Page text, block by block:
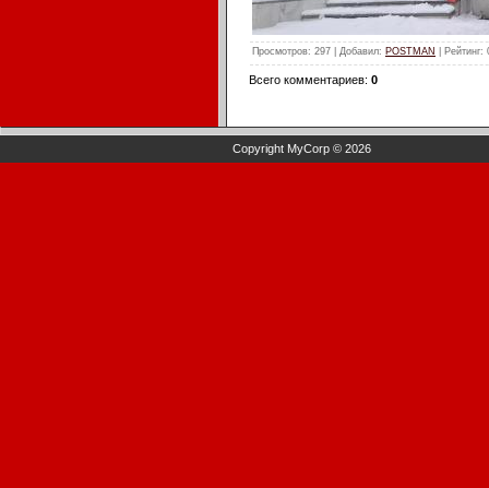
Просмотров: 297 | Добавил: POSTMAN Рейтинг:
Всего комментариев: 0
Copyright MyCorp © 2026